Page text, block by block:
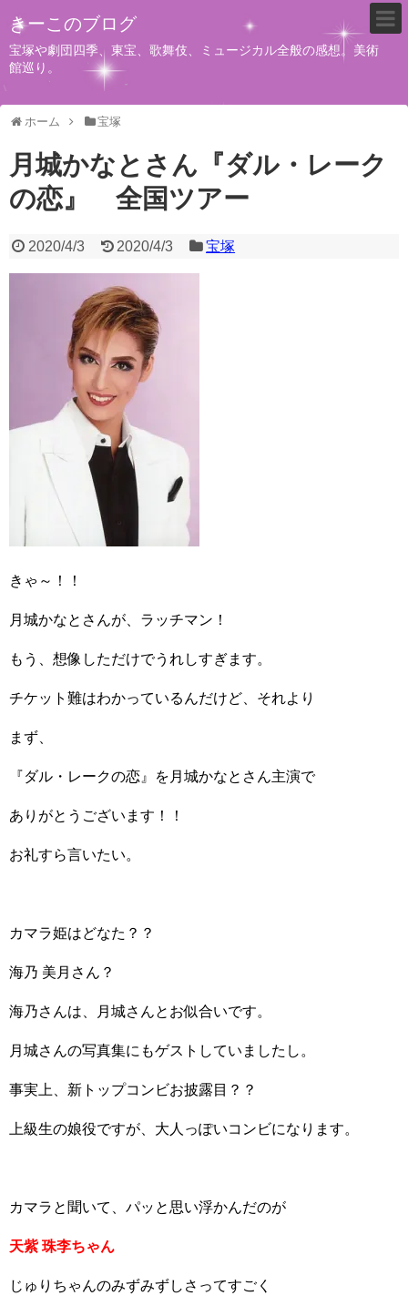
きーこのブログ
宝塚や劇団四季、東宝、歌舞伎、ミュージカル全般の感想。美術
館巡り。
ホーム 宝塚
月城かなとさん『ダル・レーク
の恋』 全国ツアー
2020/4/3 2020/4/3 宝塚
きゃ～！！
月城かなとさんが、ラッチマン！
もう、想像しただけでうれしすぎます。
チケット難はわかっているんだけど、それより
まず、
『ダル・レークの恋』を月城かなとさん主演で
ありがとうございます！！
お礼すら言いたい。
カマラ姫はどなた？？
海乃 美月さん？
海乃さんは、月城さんとお似合いです。
月城さんの写真集にもゲストしていましたし。
事実上、新トップコンビお披露目？？
上級生の娘役ですが、大人っぽいコンビになります。
カマラと聞いて、パッと思い浮かんだのが
天紫 珠李ちゃん
じゅりちゃんのみずみずしさってすごく